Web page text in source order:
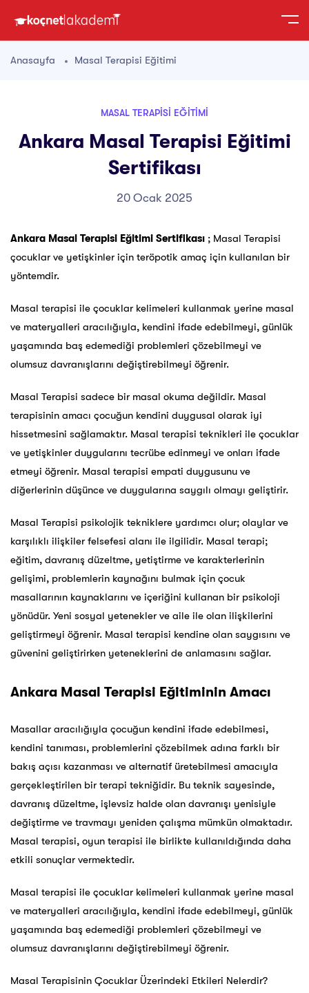
Anasayfa Masal Terapisi Eğitimi
MASAL TERAPISI EĞITIMI
Ankara Masal Terapisi Eğitimi
Sertifikası
20 Ocak 2025
Ankara Masal Terapisi Eğitimi Sertifikası ; Masal Terapisi
çocuklar ve yetişkinler için teröpotik amaç için kullanılan bir
yöntemdir.
Masal terapisi ile çocuklar kelimeleri kullanmak yerine masal
ve materyalleri aracılığıyla, kendini ifade edebilmeyi, günlük
yaşamında baş edemediği problemleri çözebilmeyi ve
olumsuz davranışlarını değiştirebilmeyi öğrenir.
Masal Terapisi sadece bir masal okuma değildir. Masal
terapisinin amacı çocuğun kendini duygusal olarak iyi
hissetmesini sağlamaktır. Masal terapisi teknikleri ile çocuklar
ve yetişkinler duygularını tecrübe edinmeyi ve onları ifade
etmeyi öğrenir. Masal terapisi empati duygusunu ve
diğerlerinin düşünce ve duygularına saygılı olmayı geliştirir.
Masal Terapisi psikolojik tekniklere yardımcı olur; olaylar ve
karşılıklı ilişkiler felsefesi alanı ile ilgilidir. Masal terapi;
eğitim, davranış düzeltme, yetiştirme ve karakterlerinin
gelişimi, problemlerin kaynağını bulmak için çocuk
masallarının kaynaklarını ve içeriğini kullanan bir psikoloji
yönüdür. Yeni sosyal yetenekler ve aile ile olan ilişkilerini
geliştirmeyi öğrenir. Masal terapisi kendine olan saygısını ve
güvenini geliştirirken yeteneklerini de anlamasını sağlar.
Ankara Masal Terapisi Eğitiminin Amacı
Masallar aracılığıyla çocuğun kendini ifade edebilmesi,
kendini tanıması, problemlerini çözebilmek adına farklı bir
bakış açısı kazanması ve alternatif üretebilmesi amacıyla
gerçekleştirilen bir terapi tekniğidir. Bu teknik sayesinde,
davranış düzeltme, işlevsiz halde olan davranışı yenisiyle
değiştirme ve travmayı yeniden çalışma mümkün olmaktadır.
Masal terapisi, oyun terapisi ile birlikte kullanıldığında daha
etkili sonuçlar vermektedir.
Masal terapisi ile çocuklar kelimeleri kullanmak yerine masal
ve materyalleri aracılığıyla, kendini ifade edebilmeyi, günlük
yaşamında baş edemediği problemleri çözebilmeyi ve
olumsuz davranışlarını değiştirebilmeyi öğrenir.
Masal Terapisinin Çocuklar Üzerindeki Etkileri Nelerdir?